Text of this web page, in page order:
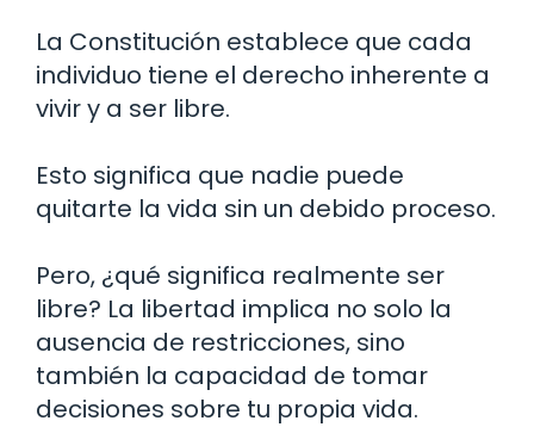
La Constitución establece que cada
individuo tiene el derecho inherente a
vivir y a ser libre.
Esto significa que nadie puede
quitarte la vida sin un debido proceso.
Pero, ¿qué significa realmente ser
libre? La libertad implica no solo la
ausencia de restricciones, sino
también la capacidad de tomar
decisiones sobre tu propia vida.